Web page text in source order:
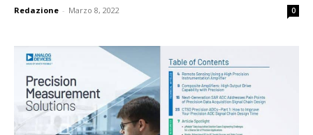
Redazione - Marzo 8, 2022 0